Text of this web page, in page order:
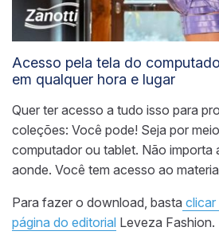
Acesso pela tela do
em qualquer hora e lugar
Quer ter acesso a tudo isso para
coleções: Você pode! Seja por
computador ou tablet. Não importa
aonde. Você tem acesso ao
Para fazer o download, basta clicar
página do editorial Leveza Fashion.